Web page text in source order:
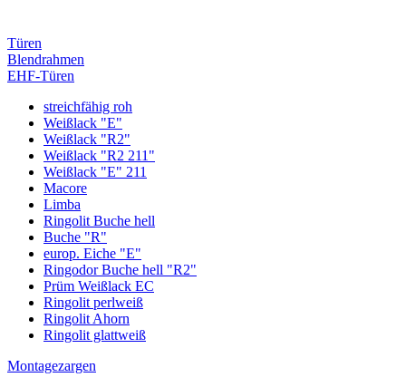
Türen
Blendrahmen
EHF-Türen
streichfähig roh
Weißlack "E"
Weißlack "R2"
Weißlack "R2 211"
Weißlack "E" 211
Macore
Limba
Ringolit Buche hell
Buche "R"
europ. Eiche "E"
Ringodor Buche hell "R2"
Prüm Weißlack EC
Ringolit perlweiß
Ringolit Ahorn
Ringolit glattweiß
Montagezargen